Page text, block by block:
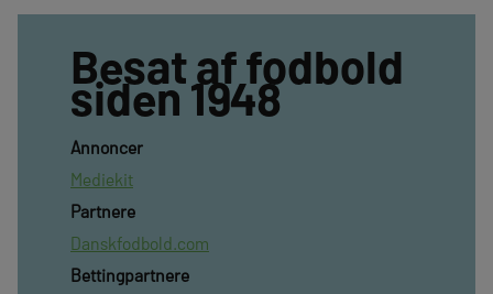
Besat af fodbold
siden 1948
Annoncer
Mediekit
Partnere
Danskfodbold.com
Bettingpartnere